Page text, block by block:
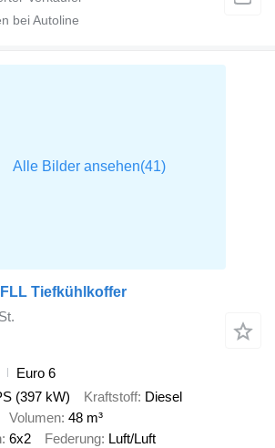
bei Autoline
FLL Tiefkühlkoffer
Euro 6
(397 kW) Kraftstoff Diesel
Volumen 48 m³
6x2 Federung Luft/Luft